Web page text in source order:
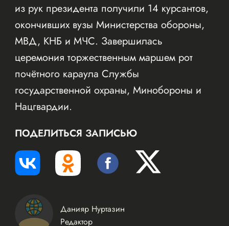
из рук президента получили 14 курсантов,
окончивших вузы Министерства обороны,
МВД, КНБ и МЧС. Завершилась
церемония торжественным маршем рот
почётного караула Службы
государственной охраны, Минобороны и
Нацгвардии.
ПОДЕЛИТЬСЯ ЗАПИСЬЮ
Данияр Нуртазин
Редактор